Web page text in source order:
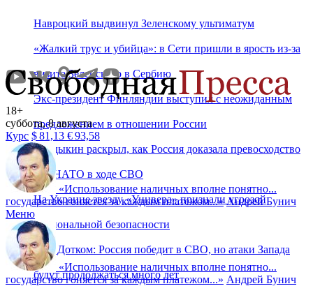
Навроцкий выдвинул Зеленскому ультиматум
«Жалкий трус и убийца»: в Сети пришли в ярость из-за
визита Зеленского в Сербию
Экс-президент Финляндии выступил с неожиданным
предложением в отношении России
Дандыкин раскрыл, как Россия доказала превосходство
над НАТО в ходе СВО
На Украине звезду «Универа» признали угрозой
национальной безопасности
Ким Дотком: Россия победит в СВО, но атаки Запада
будут продолжаться много лет
18+
суббота, 8 августа
Курс $81,13 €93,58
«Использование наличных вполне понятно...
государство гоняется за каждым платежом...» Андрей Бунич
Меню
«Использование наличных вполне понятно...
государство гоняется за каждым платежом...» Андрей Бунич